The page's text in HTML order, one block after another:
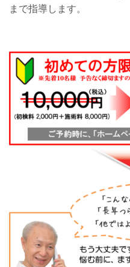
まで指導します。